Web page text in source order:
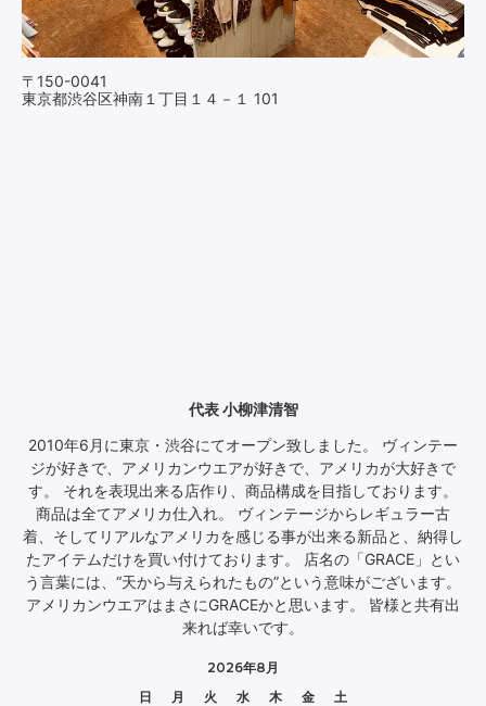
〒150-0041
東京都渋谷区神南１丁目１４－１ 101
代表 小柳津清智
2010年6月に東京・渋谷にてオープン致しました。 ヴィンテー
ジが好きで、アメリカンウエアが好きで、アメリカが大好きで
す。 それを表現出来る店作り、商品構成を目指しております。
商品は全てアメリカ仕入れ。 ヴィンテージからレギュラー古
着、そしてリアルなアメリカを感じる事が出来る新品と、納得し
たアイテムだけを買い付けております。 店名の「GRACE」とい
う言葉には、“天から与えられたもの”という意味がございます。
アメリカンウエアはまさにGRACEかと思います。 皆様と共有出
来れば幸いです。
2026年8月
日
月 火 水 木 金
土